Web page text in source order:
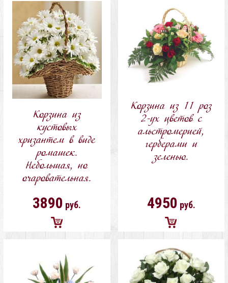
Корзина из
кустовых
хризантем в виде
ромашек.
Небольшая, но
очаровательная.
3890 руб.
Добавить
корзину
Корзина из 11 роз
2-ух цветов с
альстромерией,
герберами и
зеленью.
4950 руб.
Добавить
в
корзину